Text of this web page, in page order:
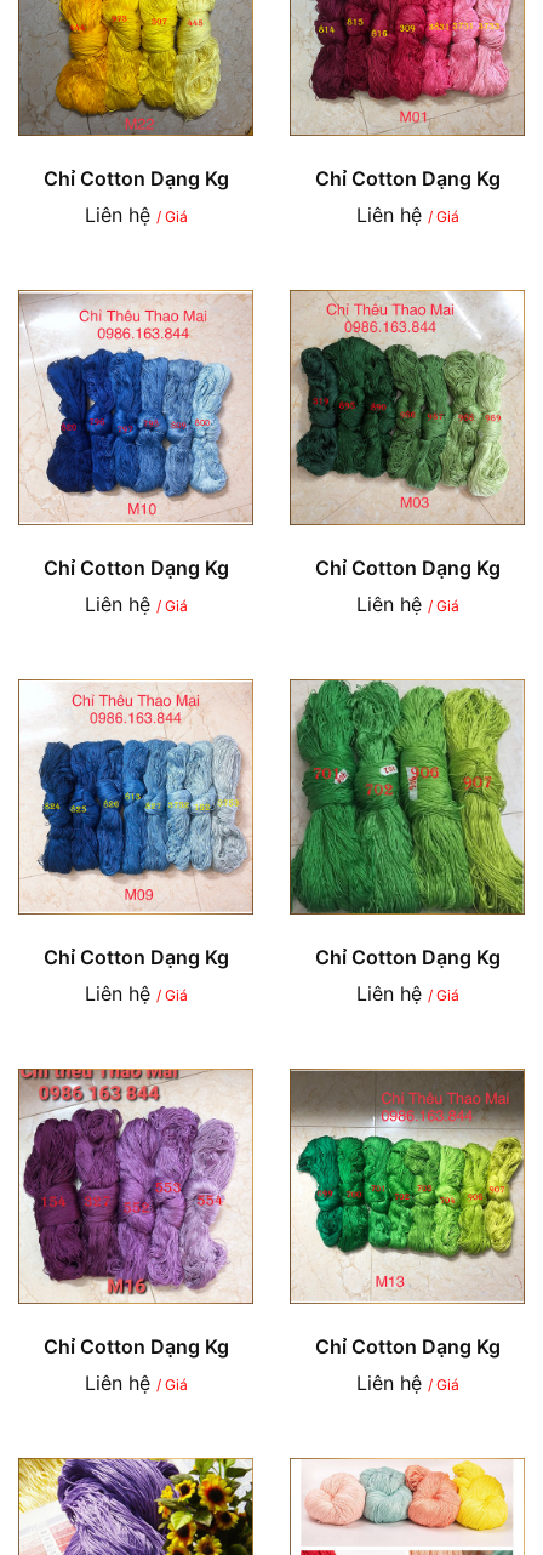
Chỉ Cotton Dạng Kg
Liên hệ / Giá
Chỉ Cotton Dạng Kg
Liên hệ / Giá
Chỉ Cotton Dạng Kg
Liên hệ / Giá
Chỉ Cotton Dạng Kg
Liên hệ / Giá
Chỉ Cotton Dạng Kg
Liên hệ / Giá
Chỉ Cotton Dạng Kg
Liên hệ / Giá
Chỉ Cotton Dạng Kg
Liên hệ / Giá
Chỉ Cotton Dạng Kg
Liên hệ / Giá